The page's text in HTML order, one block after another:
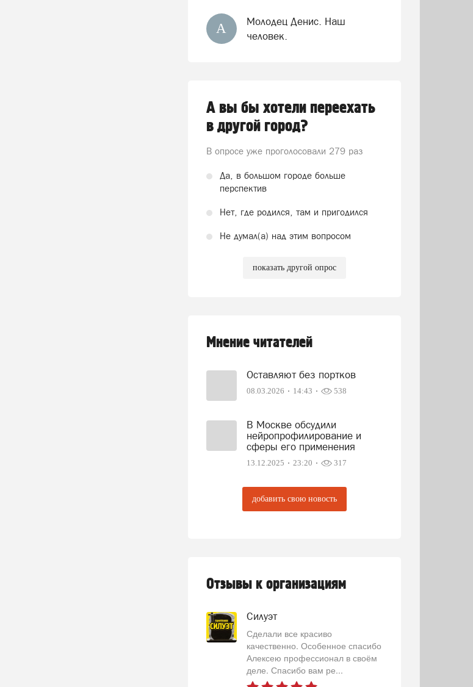
А
Молодец Денис. Наш
человек.
А вы бы хотели переехать
в другой город?
В опросе уже проголосовали 279 раз
Да, в большом городе больше
перспектив
Нет, где родился, там и пригодился
Не думал(а) над этим вопросом
показать другой опрос
Мнение читателей
Оставляют без портков
08.03.2026 14:43 538
В Москве обсудили
нейропрофилирование и
сферы его применения
13.12.2025 23:20 317
добавить свою новость
Отзывы к организациям
Силуэт
Сделали все красиво
качественно. Особенное спасибо
Алексею профессионал в своём
деле. Спасибо вам ре...